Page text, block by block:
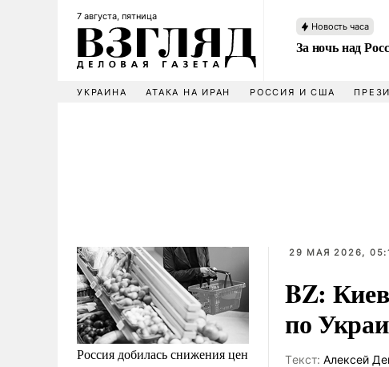
7 августа, пятница
Новость часа
За ночь над
УКРАИНА АТАКА НА ИРАН РОССИЯ И США
Россия добилась снижения цен
29 МАЯ 2026,
BZ: Киев
по
Tекст: Алексей